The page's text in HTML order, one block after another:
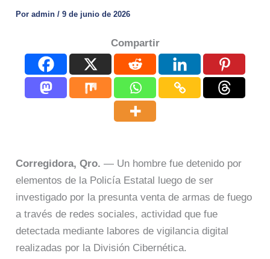
Poradmin/9 de junio de 2026
Compartir
Corregidora, Qro. — Un hombre fue detenido por
elementos de la Policía Estatal luego de ser
investigado por la presunta venta de armas de fuego
a través de redes sociales, actividad que fue
detectada mediante labores de vigilancia digital
realizadas por la División Cibernética.